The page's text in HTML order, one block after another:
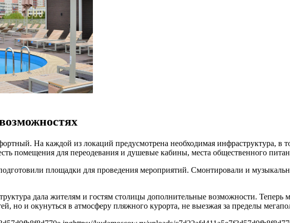
На каждой из локаций предусмотрена необходимая инфраструктура, в
помещения для переодевания и душевые кабины, места общественного
площадки для проведения мероприятий. Смонтировали и
дала жителям и гостям столицы дополнительные возможности. Теперь
но и окунуться в атмосферу пляжного курорта, не выезжая за пределы